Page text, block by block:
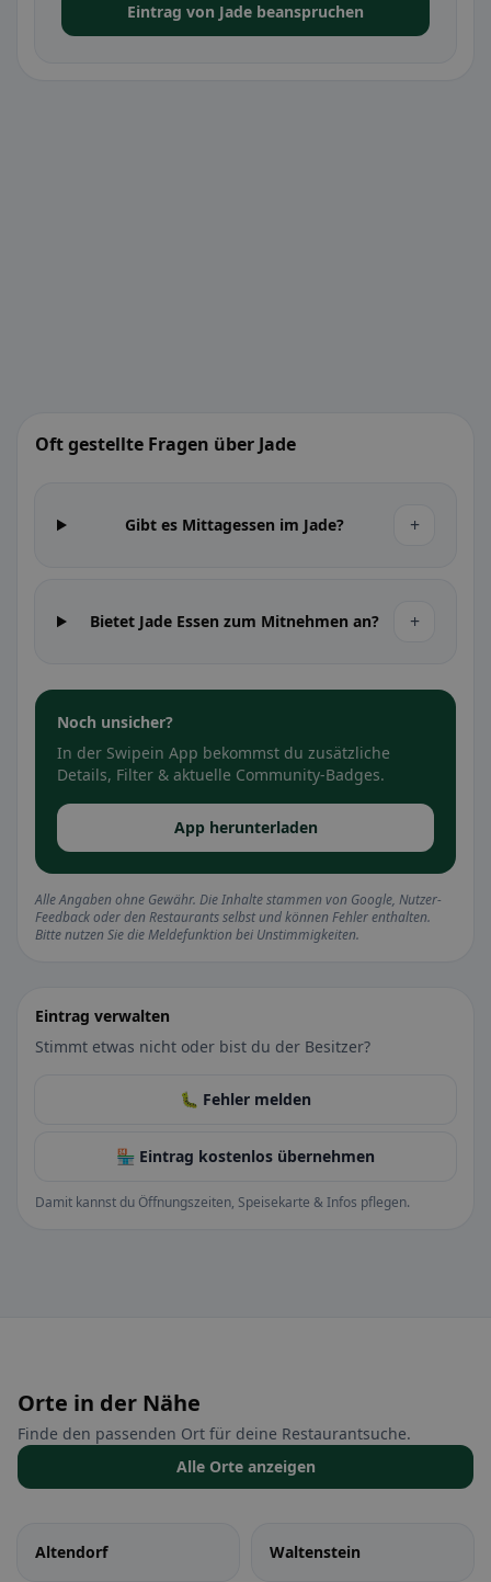
Eintrag von Jade beanspruchen
Oft gestellte Fragen über Jade
Gibt es Mittagessen im Jade? +
Bietet Jade Essen zum Mitnehmen an? +
Noch unsicher?
In der Swipein App bekommst du zusätzliche
Details, Filter & aktuelle Community-Badges.
App herunterladen
Alle Angaben ohne Gewähr. Die Inhalte stammen von Google, Nutzer-
Feedback oder den Restaurants selbst und können Fehler enthalten.
Bitte nutzen Sie die Meldefunktion bei Unstimmigkeiten.
Eintrag verwalten
Stimmt etwas nicht oder bist du der Besitzer?
🐛 Fehler melden
🏪 Eintrag kostenlos übernehmen
Damit kannst du Öffnungszeiten, Speisekarte & Infos pflegen.
Orte in der Nähe
Finde den passenden Ort für deine Restaurantsuche.
Alle Orte anzeigen
Altendorf Waltenstein